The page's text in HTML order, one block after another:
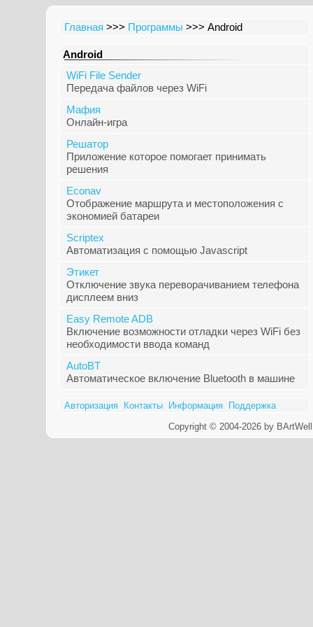
Главная >>> Программы >>> Android
Android
WiFi File Sender
Передача файлов через WiFi
Мафия
Онлайн-игра
Решатор
Приложение которое помогает принимать
решения
Econav
Отображение маршрута и местоположения с
экономией батареи
Scriptex
Автоматизация с помощью Javascript
Этикет
Отключение звука переворачиванием телефона
дисплеем вниз
Easy Remote ADB
Включение возможности отладки через WiFi без
необходимости ввода команд
AutoBT
Автоматическое включение Bluetooth в машине
Авторизация Контакты Информация
Поддержка
Copyright © 2004-2026 by BArtWell